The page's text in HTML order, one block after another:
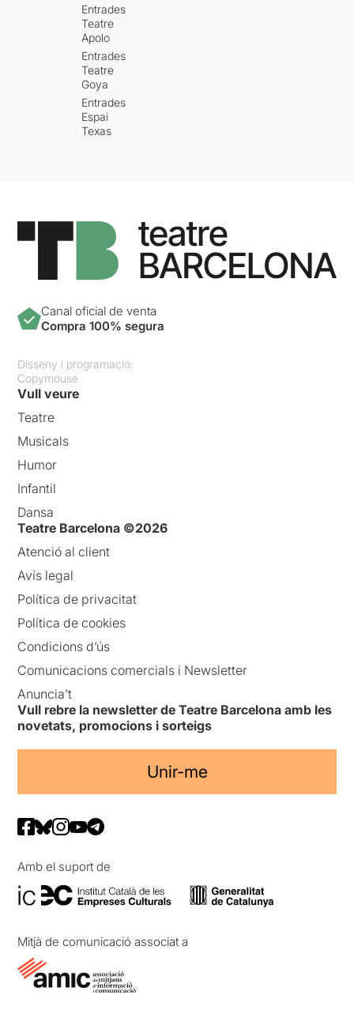
Entrades
Teatre
Apolo
Entrades
Teatre
Goya
Entrades
Espai
Texas
Canal oficial de venta
Compra 100% segura
Disseny i programació:
Copymouse
Vull veure
Teatre
Musicals
Humor
Infantil
Dansa
Teatre Barcelona ©2026
Atenció al client
Avís legal
Política de privacitat
Política de cookies
Condicions d’ús
Comunicacions comercials i Newsletter
Anuncia’t
Vull rebre la newsletter de Teatre Barcelona amb les
novetats, promocions i sorteigs
Unir-me
Amb el suport de
Mitjà de comunicació associat a